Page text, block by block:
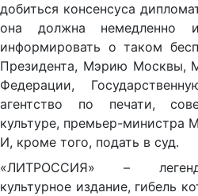
добиться консенсуса
она должна немедленно
информировать о таком
Президента, Мэрию Москвы,
Федерации,
агентство по печати,
культуре, премьер-министра
И, кроме того, подать в суд.
«ЛИТРОССИЯ» –
культурное издание, гибель